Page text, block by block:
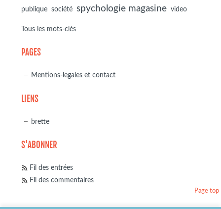
publique
société spychologie magasine video
Tous les mots-clés
PAGES
Mentions-legales et contact
LIENS
brette
S'ABONNER
Fil des entrées
Fil des commentaires
Page top